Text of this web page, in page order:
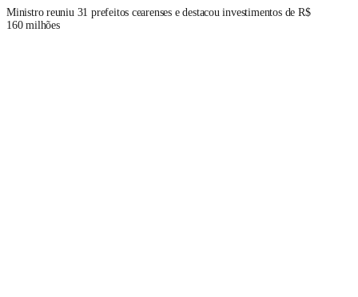
Ministro reuniu 31 prefeitos cearenses e destacou investimentos de R$
160 milhões